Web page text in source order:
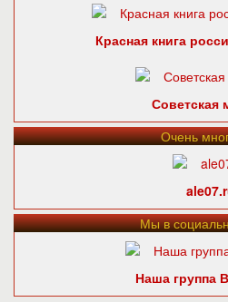
Красная книга
Советская
Очень
Мы в
Наша группа